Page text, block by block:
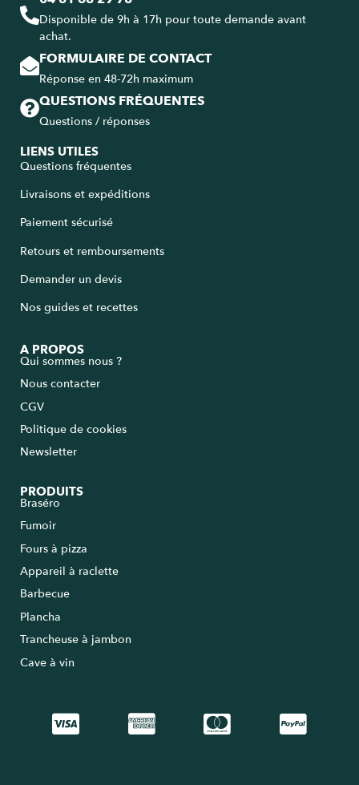
Disponible de 9h à 17h pour toute demande avant
achat.
FORMULAIRE DE CONTACT
Réponse en 48-72h maximum
QUESTIONS FRÉQUENTES
Questions / réponses
LIENS UTILES
Questions fréquentes
Livraisons et expéditions
Paiement sécurisé
Retours et remboursements
Demander un devis
Nos guides et recettes
A PROPOS
Qui sommes nous ?
Nous contacter
CGV
Politique de cookies
Newsletter
PRODUITS
Braséro
Fumoir
Fours à pizza
Appareil à raclette
Barbecue
Plancha
Trancheuse à jambon
Cave à vin